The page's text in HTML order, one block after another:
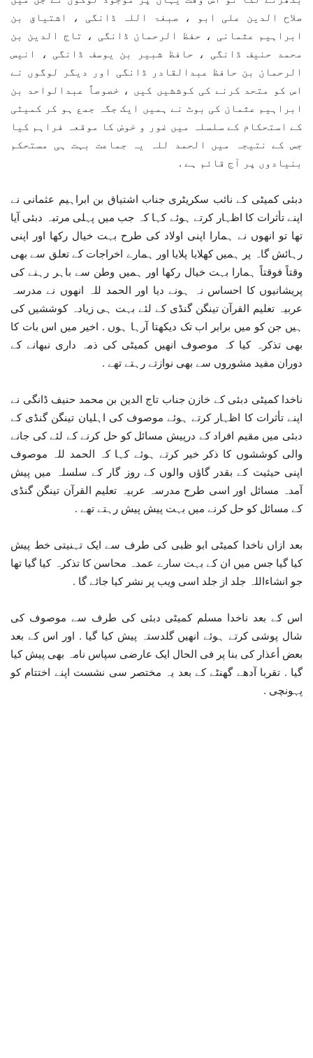
صلاح الدین علی ابو ، صبغۃ اللہ ڈانگی ، اشتیاق بن
ابراہیم عثمانی ، حفظ الرحمان ڈانگی ، تاج الدین بن
محمد حنیف ڈانگی ، حافظ شبیر بن یوسف ڈانگی ، انیس
الرحمان بن حافظ عبدالقادر ڈانگی اور دیگر لوگوں نے
اس کو متحد کرنے کی کوششیں کیں ، خصوصاً عبدالواحد بن
ابراہیم عثمان کی بوٹ نے ہمیں ایک جگہ جمع ہو کر کمیٹی
کے استحکام کے سلسلہ میں غور و خوض کا موقعہ فراہم کیا
جس کے نتیجہ میں الحمد للہ یہ جماعت بہت ہی مستحکم
بنیادوں پر آج قائم ہے .
دبئی کمیٹی کے نائب سکریٹری جناب اشتیاق بن ابراہیم عثمانی نے
اپنے تأثرات کا اظہار کرتے ہوئے کہا کہ جب میں پہلی مرتبہ دبئی آیا
تھا تو انھوں نے ہمارا اپنی اولاد کی طرح بہت خیال رکھا اور اپنی
رہائش گاہ پر ہمیں کھلایا پلایا اور ہمارے اخراجات کے تعلق سے بھی
وقتاً فوقتاً ہمارا بہت خیال رکھا اور ہمیں وطن سے باہر رہنے کی
پریشانیوں کا احساس نہ ہونے دیا اور الحمد للہ انھوں نے مدرسہ
عربیہ تعلیم القرآن تینگن گنڈی کے لئے بہت ہی زیادہ کوششیں کی
ہیں جن کو میں برابر اب تک دیکھتا آرہا ہوں . اخیر میں اس بات کا
بھی تذکرہ کیا کہ موصوف انھیں کمیٹی کی ذمہ داری نبھانے کے
دوران مفید مشوروں سے بھی نوازتے رہتے تھے .
ناخدا کمیٹی دبئی کے خازن جناب تاج الدین بن محمد حنیف ڈانگی نے
اپنے تأثرات کا اظہار کرتے ہوئے موصوف کی اہلیان تینگن گنڈی کے
دبئی میں مقیم افراد کے درپیش مسائل کو حل کرنے کے لئے کی جانے
والی کوششوں کا ذکر خیر کرتے ہوئے کہا کہ الحمد للہ موصوف
اپنی حیثیت کے بقدر گاؤں والوں کے روز گار کے سلسلہ میں پیش
آمدہ مسائل اور اسی طرح مدرسہ عربیہ تعلیم القرآن تینگن گنڈی
کے مسائل کو حل کرنے میں بہت پیش پیش رہتے تھے .
بعد ازاں ناخدا کمیٹی ابو ظبی کی طرف سے ایک تہنیتی خط پیش
کیا گیا جس میں ان کے بہت سارے عمدہ محاسن کا تذکرہ کیا گیا تھا
جو انشاءاللہ جلد از جلد اسی ویب پر نشر کیا جائے گا .
اس کے بعد ناخدا مسلم کمیٹی دبئی کی طرف سے موصوف کی
شال پوشی کرتے ہوئے انھیں گلدستہ پیش کیا گیا . اور اس کے بعد
بعض أعذار کی بنا پر فی الحال ایک عارضی سپاس نامہ بھی پیش کیا
گیا . تقربا آدھے گھنٹے کے بعد یہ مختصر سی نشست اپنے اختتام کو
پہونچی .